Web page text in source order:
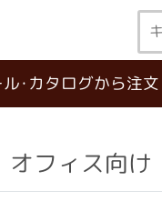
･カタログから注文
オフィス向け